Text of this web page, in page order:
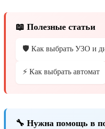
📖 Полезные статьи
🛡️ Как выбрать УЗО и
⚡ Как выбрать автомат
🔧 Нужна помощь в